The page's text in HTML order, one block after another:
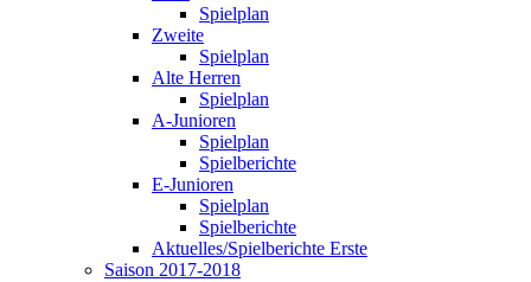
Spielplan
Zweite
Spielplan
Alte Herren
Spielplan
A-Junioren
Spielplan
Spielberichte
E-Junioren
Spielplan
Spielberichte
Aktuelles/Spielberichte Erste
Saison 2017-2018